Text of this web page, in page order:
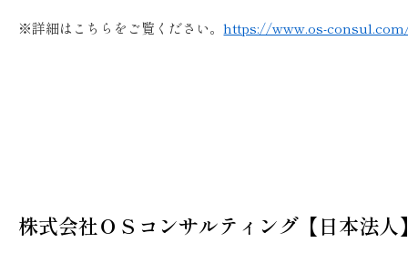
※詳細はこちらをご覧ください。https://www.os-
株式会社ＯＳコンサルティング【日本法人